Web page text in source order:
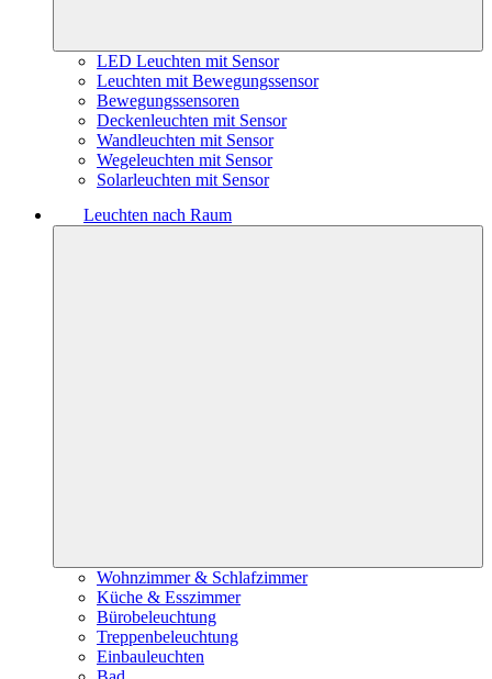
LED Leuchten mit Sensor
Leuchten mit Bewegungssensor
Bewegungssensoren
Deckenleuchten mit Sensor
Wandleuchten mit Sensor
Wegeleuchten mit Sensor
Solarleuchten mit Sensor
Leuchten nach Raum
Wohnzimmer & Schlafzimmer
Küche & Esszimmer
Bürobeleuchtung
Treppenbeleuchtung
Einbauleuchten